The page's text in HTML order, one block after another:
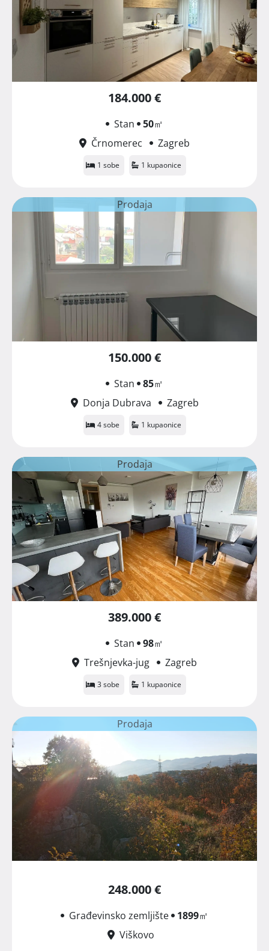
184.000 €
Stan 50㎡
Črnomerec
Zagreb
1 sobe 1 kupaonice
Prodaja
150.000 €
Stan 85㎡
Donja Dubrava
Zagreb
4 sobe 1 kupaonice
Prodaja
389.000 €
Stan 98㎡
Trešnjevka-jug
Zagreb
3 sobe 1 kupaonice
Prodaja
248.000 €
Građevinsko zemljište 1899㎡
Viškovo